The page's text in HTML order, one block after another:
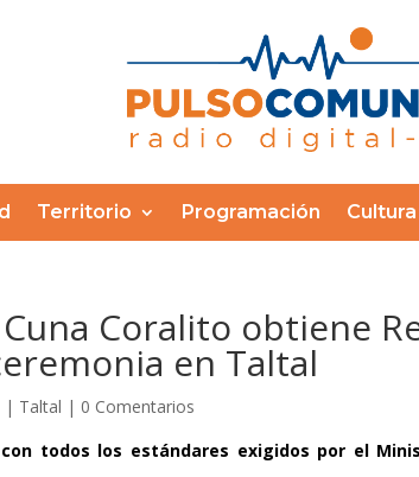
Territorio Programación Cultura
Coralito obtiene
en Taltal
| Taltal | 0 Comentarios
todos los estándares exigidos por el